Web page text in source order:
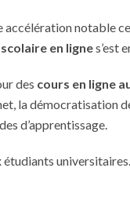
notable
en lignes’est
des cours en ligne
la
d’apprentissage.
étudiants